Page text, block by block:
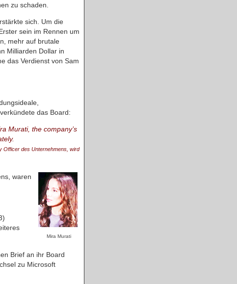
zu schaden.
sich. Um die
sein im Rennen um
mehr auf brutale
Milliarden Dollar in
das Verdienst von Sam
das Board:
Murati, the company’s
Officer des Unternehmens, wird
Mira Murati
waren
Brief an ihr Board
zu Microsoft